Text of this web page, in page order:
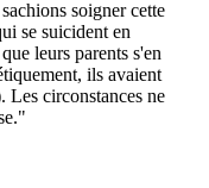
soigner cette
se suicident en
leurs parents s'en
ils avaient
circonstances ne